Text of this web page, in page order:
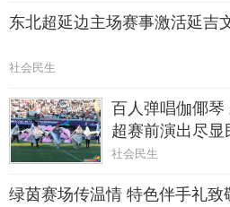
东北超延边主场赛事激活延吉
社会民生
百人弹唱伽倻
超赛前演出尽显
社会民生
绿茵赛场传温情 特色伴手礼致